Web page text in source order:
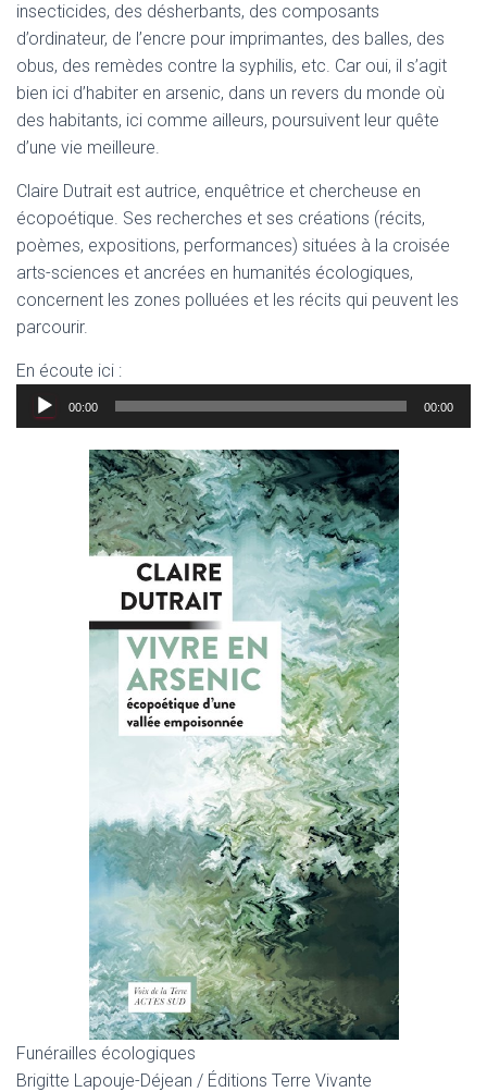
insecticides, des désherbants, des composants
d’ordinateur, de l’encre pour imprimantes, des balles, des
obus, des remèdes contre la syphilis, etc. Car oui, il s’agit
bien ici d’habiter en arsenic, dans un revers du monde où
des habitants, ici comme ailleurs, poursuivent leur quête
d’une vie meilleure.
Claire Dutrait est autrice, enquêtrice et chercheuse en
écopoétique. Ses recherches et ses créations (récits,
poèmes, expositions, performances) situées à la croisée
arts-sciences et ancrées en humanités écologiques,
concernent les zones polluées et les récits qui peuvent les
parcourir.
En écoute ici :
Lecteur
audio
00:00 00:00
Funérailles écologiques
Brigitte Lapouje-Déjean / Éditions Terre Vivante